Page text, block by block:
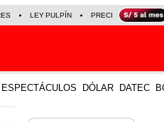
LEY PULPÍN PRECIO DEL DÓLAR
ESPECTÁCULOS DÓLAR DATEC